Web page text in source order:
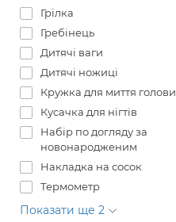
Грілка
Гребінець
Дитячі ваги
Дитячі ножиці
Кружка для миття голови
Кусачка для нігтів
Набір по догляду за
новонародженим
Накладка на сосок
Термометр
Показати ще 2